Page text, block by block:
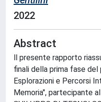
2022
Abstract
ll presente rapporto
finali della prima fase
Esplorazioni e Percorsi
Memoria", partecipante